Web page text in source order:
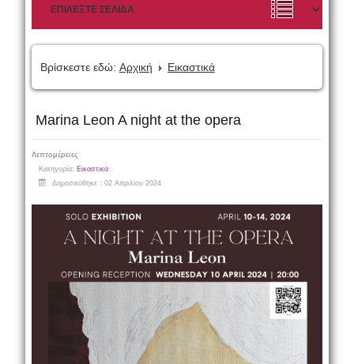
Βρίσκεστε εδώ: Αρχική Εικαστικά
Marina Leon A night at the opera
Λεπτομέρειες
Κατηγορία: Εικαστικά
Δημοσιεύθηκε : 02 Απριλίου 2024